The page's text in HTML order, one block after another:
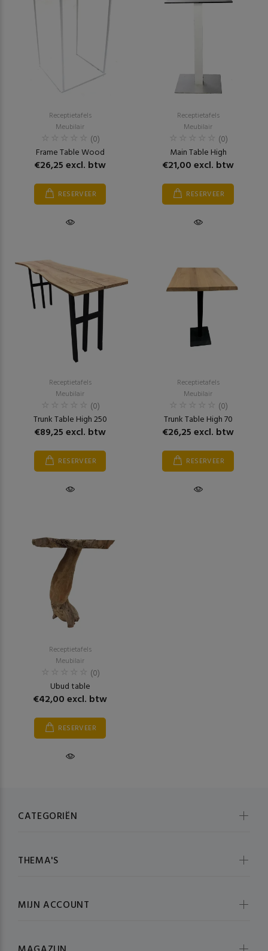
Receptietafels
Meubilair
(0)
Frame Table Wood
€26,25 excl. btw
RESERVEER
Receptietafels
Meubilair
(0)
Main Table High
€21,00 excl. btw
RESERVEER
Receptietafels
Meubilair
(0)
Trunk Table High 250
€89,25 excl. btw
RESERVEER
Receptietafels
Meubilair
(0)
Trunk Table High 70
€26,25 excl. btw
RESERVEER
Receptietafels
Meubilair
(0)
Ubud table
€42,00 excl. btw
RESERVEER
CATEGORIËN
THEMA'S
MIJN ACCOUNT